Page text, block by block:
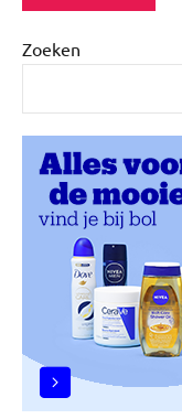
Blog
TOPlijstjes
Werk
geld
Zoeken